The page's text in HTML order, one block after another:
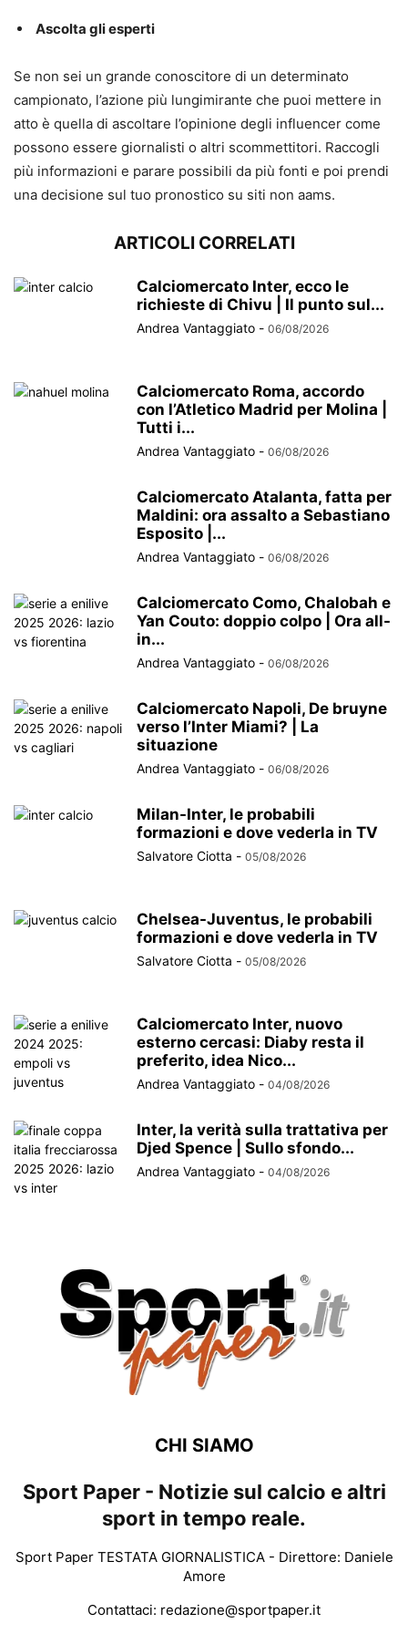
Ascolta gli esperti
Se non sei un grande conoscitore di un determinato
campionato, l’azione più lungimirante che puoi mettere in
atto è quella di ascoltare l’opinione degli influencer come
possono essere giornalisti o altri scommettitori. Raccogli
più informazioni e parare possibili da più fonti e poi prendi
una decisione sul tuo pronostico su siti non aams.
ARTICOLI CORRELATI
Calciomercato Inter, ecco le
richieste di Chivu | Il punto sul...
Andrea Vantaggiato - 06/08/2026
Calciomercato Roma, accordo
con l’Atletico Madrid per Molina |
Tutti i...
Andrea Vantaggiato - 06/08/2026
Calciomercato Atalanta, fatta per
Maldini: ora assalto a Sebastiano
Esposito |...
Andrea Vantaggiato - 06/08/2026
Calciomercato Como, Chalobah e
Yan Couto: doppio colpo | Ora all-
in...
Andrea Vantaggiato - 06/08/2026
Calciomercato Napoli, De bruyne
verso l’Inter Miami? | La
situazione
Andrea Vantaggiato - 06/08/2026
Milan-Inter, le probabili
formazioni e dove vederla in TV
Salvatore Ciotta - 05/08/2026
Chelsea-Juventus, le probabili
formazioni e dove vederla in TV
Salvatore Ciotta - 05/08/2026
Calciomercato Inter, nuovo
esterno cercasi: Diaby resta il
preferito, idea Nico...
Andrea Vantaggiato - 04/08/2026
Inter, la verità sulla trattativa per
Djed Spence | Sullo sfondo...
Andrea Vantaggiato - 04/08/2026
CHI SIAMO
Sport Paper - Notizie sul calcio e altri
sport in tempo reale.
Sport Paper TESTATA GIORNALISTICA - Direttore: Daniele
Amore
Contattaci: redazione@sportpaper.it